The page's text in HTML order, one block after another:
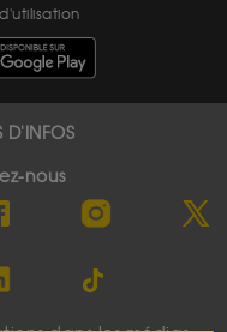
D'INFOS
nous